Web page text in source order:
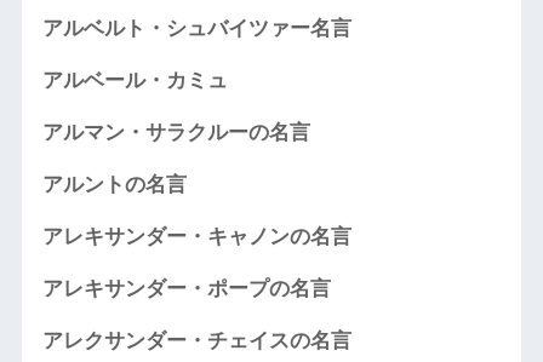
アルベルト・シュバイツァー名言
アルベール・カミュ
アルマン・サラクルーの名言
アルントの名言
アレキサンダー・キャノンの名言
アレキサンダー・ポープの名言
アレクサンダー・チェイスの名言